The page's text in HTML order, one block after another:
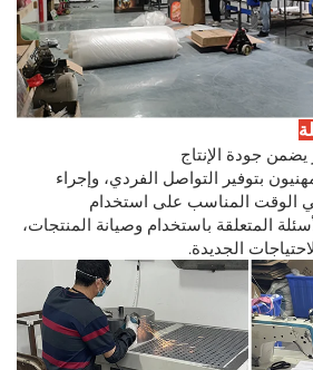
جودة الإنتاج
بتوفير التواصل الفردي، وإجراء
الوقت المناسب على استخدام
المتعلقة باستخدام وصيانة المنتجات،
الجديدة.